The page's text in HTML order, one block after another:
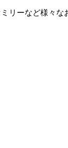
リーなど様々な